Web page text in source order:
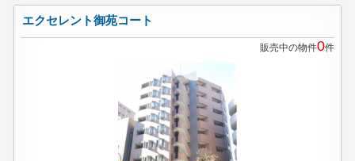
エクセレント御苑コート
販売中の物件0件